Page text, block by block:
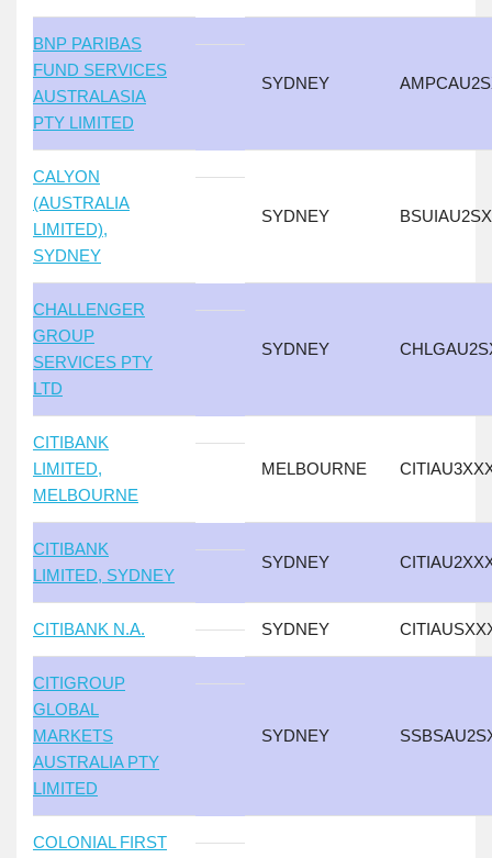
BNP PARIBAS
FUND SERVICES
AUSTRALASIA
PTY LIMITED
SYDNEY
CALYON
(AUSTRALIA
LIMITED),
SYDNEY
SYDNEY
CHALLENGER
GROUP
SERVICES PTY
LTD
SYDNEY
CITIBANK
LIMITED,
MELBOURNE
MELBOURNE
CITIBANK
LIMITED, SYDNEY
SYDNEY
CITIBANK N.A. SYDNEY
CITIGROUP
GLOBAL
MARKETS
AUSTRALIA PTY
LIMITED
SYDNEY
COLONIAL FIRST